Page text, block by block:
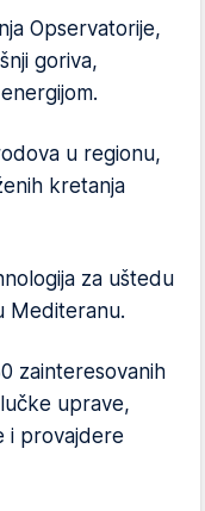
Opservatorije,
goriva,
u regionu,
kretanja
za uštedu
Mediteranu.
zainteresovanih
uprave,
i provajdere